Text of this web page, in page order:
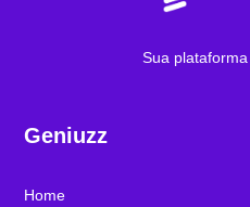
Sua plataforma
Geniuzz
Home